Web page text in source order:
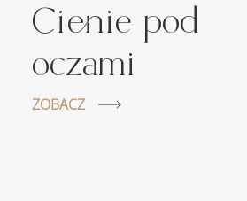
Cienie pod
oczami
ZOBACZ